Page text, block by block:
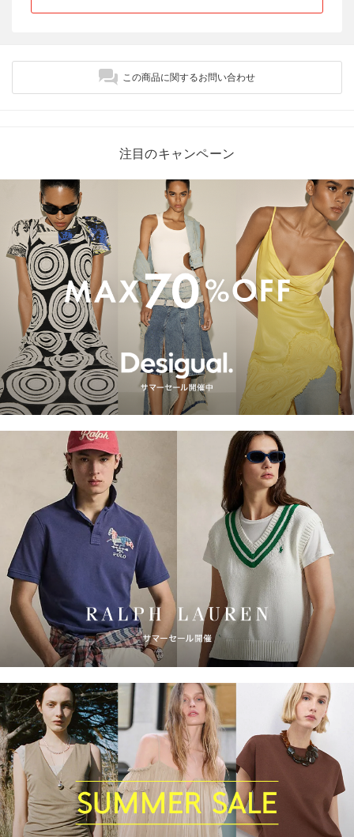
この商品に関するお問い合わせ
注目のキャンペーン